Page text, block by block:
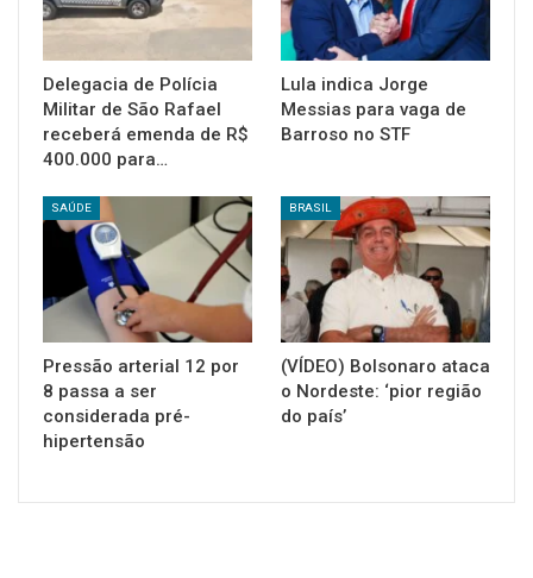
Delegacia de Polícia
Militar de São Rafael
receberá emenda de R$
400.000 para…
Lula indica Jorge
Messias para vaga de
Barroso no STF
SAÚDE
Pressão arterial 12 por
8 passa a ser
considerada pré-
hipertensão
BRASIL
(VÍDEO) Bolsonaro ataca
o Nordeste: ‘pior região
do país’